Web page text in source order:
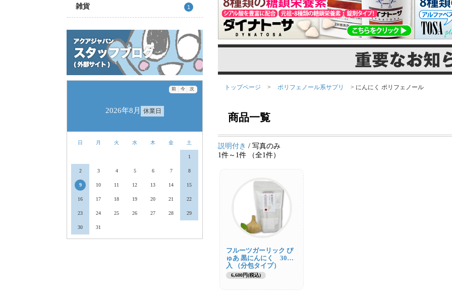
雑貨 1
前 今 次
2026年8月 休業日
日 月 火 水 木 金 土
1
2 3 4 5 6 7 8
9 10 11 12 13 14 15
16 17 18 19 20 21 22
23 24 25 26 27 28 29
30 31
トップページ > ポリフェノール系サプリ > にんにく ポリフェノール
商品一覧
説明付き / 写真のみ
1件～1件 （全1件）
フルーツガーリック ぴ
ゅあ 黒にんにく 30包
入 （分包タイプ）
【送料無料】
6,600円(税込)